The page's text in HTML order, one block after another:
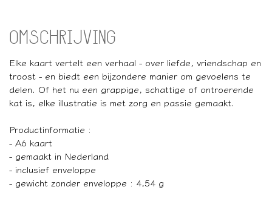
OMSCHRIJVING
Elke kaart vertelt een verhaal - over liefde, vriendschap en
troost - en biedt een bijzondere manier om gevoelens te
delen. Of het nu een grappige, schattige of ontroerende
kat is, elke illustratie is met zorg en passie gemaakt.
Productinformatie :
- A6 kaart
- gemaakt in Nederland
- inclusief enveloppe
- gewicht zonder enveloppe : 4,54 g